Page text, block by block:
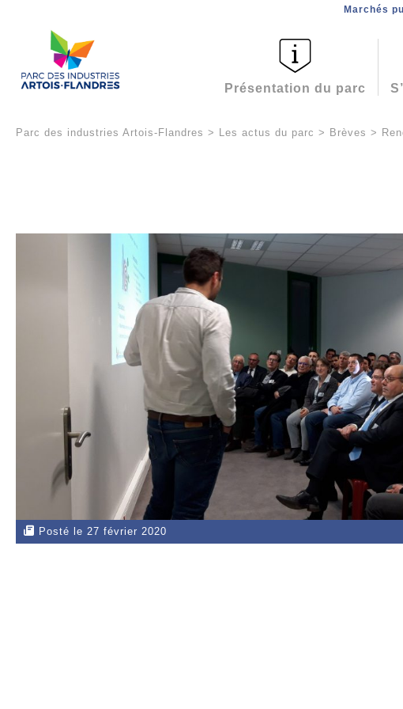
Présentation du parc
Marchés
Parc des industries Artois-Flandres > Les actus du parc > Brèves >
Posté le 27 février 2020